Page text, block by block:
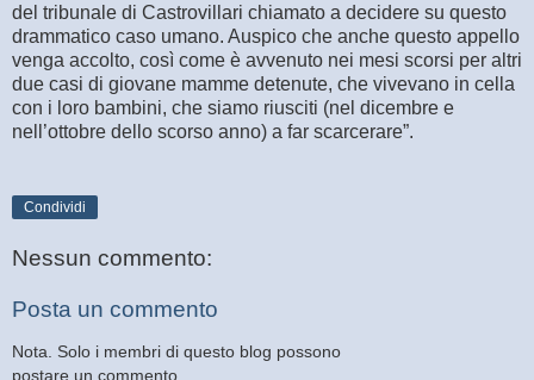
del tribunale di Castrovillari chiamato a decidere su questo
drammatico caso umano. Auspico che anche questo appello
venga accolto, così come è avvenuto nei mesi scorsi per altri
due casi di giovane mamme detenute, che vivevano in cella
con i loro bambini, che siamo riusciti (nel dicembre e
nell’ottobre dello scorso anno) a far scarcerare”.
Condividi
Nessun commento:
Posta un commento
Nota. Solo i membri di questo blog possono
postare un commento.